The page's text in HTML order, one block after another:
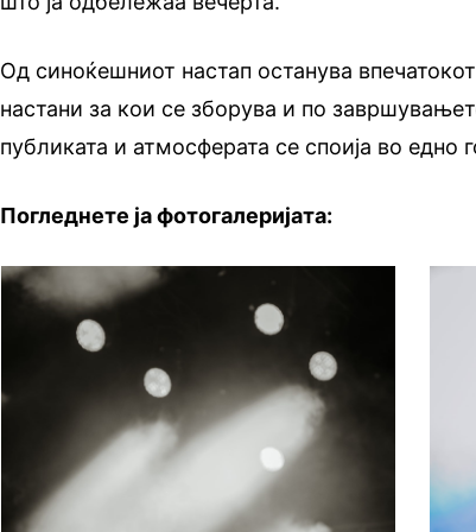
Од синоќешниот настап останува
настани за кои се зборува и по
публиката и атмосферата се споија во
Погледнете ја фотогалеријата: